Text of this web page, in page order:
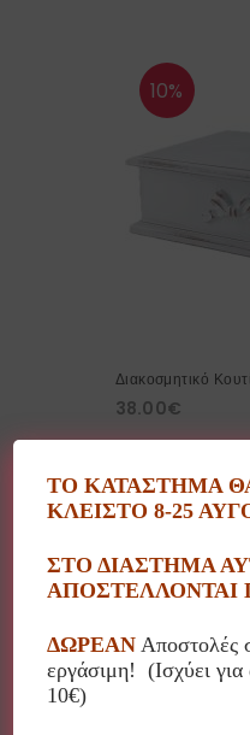
10%
Διακοσμητικό
38.00€
ΤΟ ΚΑΤΑΣΤΗΜΑ
ΚΛΕΙΣΤΟ 8-25
ΣΤΟ ΔΙΑΣΤΗΜΑ
ΑΠΟΣΤΕΛΛΟΝΤΑΙ
ΔΩΡΕΑΝ Αποστολές
εργάσιμη! (Ισχύει
10€)